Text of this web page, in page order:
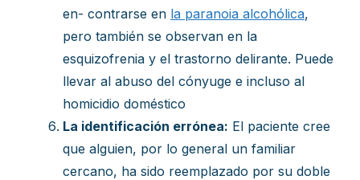
en- contrarse en la paranoia alcohólica,
pero también se observan en la
esquizofrenia y el trastorno delirante. Puede
llevar al abuso del cónyuge e incluso al
homicidio doméstico
La identificación errónea: El paciente cree
que alguien, por lo general un familiar
cercano, ha sido reemplazado por su doble